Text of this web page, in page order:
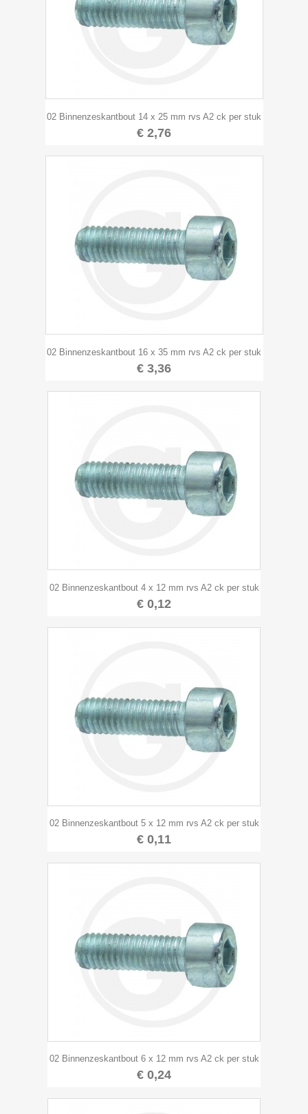
02 Binnenzeskantbout 14 x 25 mm rvs A2 ck per stuk
€ 2,76
02 Binnenzeskantbout 16 x 35 mm rvs A2 ck per stuk
€ 3,36
02 Binnenzeskantbout 4 x 12 mm rvs A2 ck per stuk
€ 0,12
02 Binnenzeskantbout 5 x 12 mm rvs A2 ck per stuk
€ 0,11
02 Binnenzeskantbout 6 x 12 mm rvs A2 ck per stuk
€ 0,24